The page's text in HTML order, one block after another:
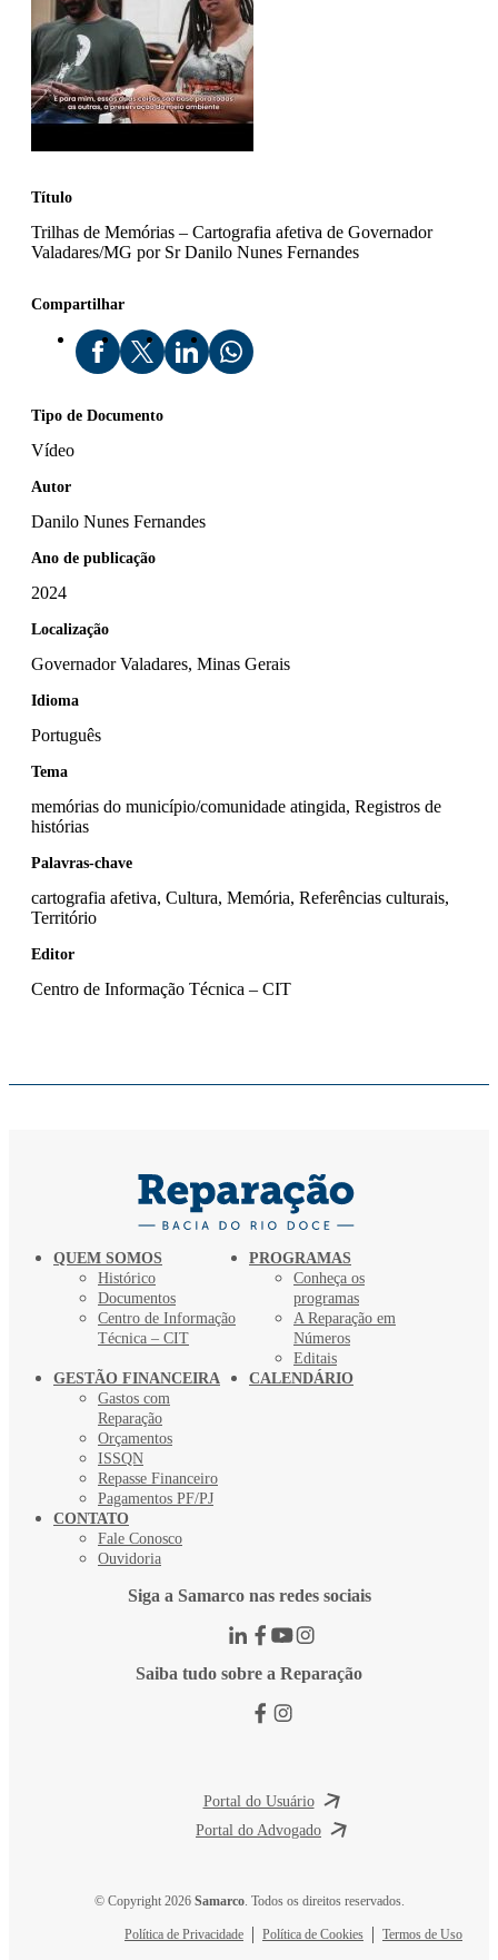
Título
Trilhas de Memórias – Cartografia afetiva de Governador
Valadares/MG por Sr Danilo Nunes Fernandes
Compartilhar
Tipo de Documento
Vídeo
Autor
Danilo Nunes Fernandes
Ano de publicação
2024
Localização
Governador Valadares, Minas Gerais
Idioma
Português
Tema
memórias do município/comunidade atingida, Registros de
histórias
Palavras-chave
cartografia afetiva, Cultura, Memória, Referências culturais,
Território
Editor
Centro de Informação Técnica – CIT
QUEM SOMOS
Histórico
Documentos
Centro de Informação
Técnica – CIT
PROGRAMAS
Conheça os
programas
A Reparação em
Números
Editais
GESTÃO FINANCEIRA
Gastos com
Reparação
Orçamentos
ISSQN
Repasse Financeiro
Pagamentos PF/PJ
CALENDÁRIO
CONTATO
Fale Conosco
Ouvidoria
Siga a Samarco nas redes sociais
Saiba tudo sobre a Reparação
Portal do Usuário
Portal do Advogado
© Copyright 2026 Samarco. Todos os direitos reservados.
Política de Privacidade Política de Cookies Termos de Uso